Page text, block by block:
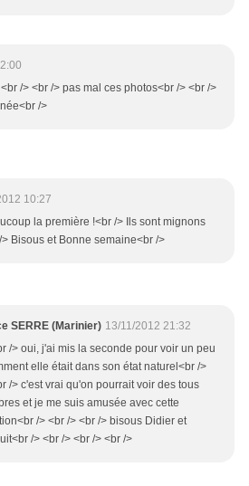
/> <br /> pas mal ces photos<br /> <br />
/>
10:27
la première !<br /> Ils sont mignons
Bisous et Bonne semaine<br />
SERRE (Marinier) 13/11/2012 21:32
/> oui, j'ai mis la seconde pour voir un peu
elle était dans son état naturel<br />
/> c'est vrai qu'on pourrait voir des tous
et je me suis amusée avec cette
/> <br /> <br /> bisous Didier et
/> <br /> <br /> <br />